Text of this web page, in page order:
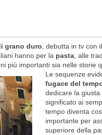
grano duro, debutta in tv con
hanno per la pasta, alle
più importanti sia nelle storie
Le sequenze
fugace del
dedicare la
significato ai
tempo diventa
importante per
superiore della